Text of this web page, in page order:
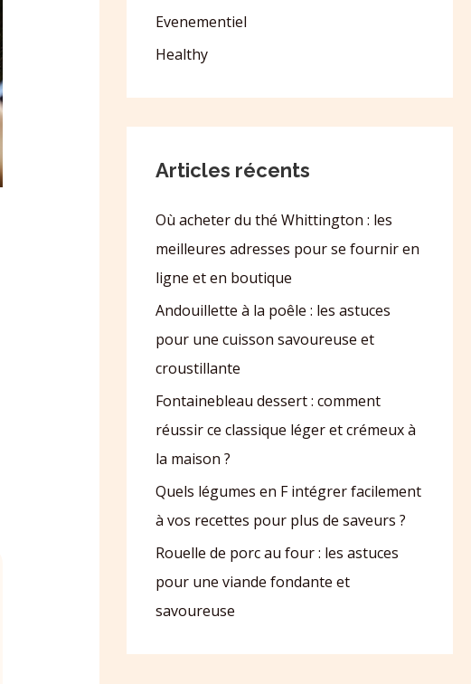
Evenementiel
Healthy
Articles récents
Où acheter du thé Whittington : les
meilleures adresses pour se fournir en
ligne et en boutique
Andouillette à la poêle : les astuces
pour une cuisson savoureuse et
croustillante
Fontainebleau dessert : comment
réussir ce classique léger et crémeux à
la maison ?
Quels légumes en F intégrer facilement
à vos recettes pour plus de saveurs ?
Rouelle de porc au four : les astuces
pour une viande fondante et
savoureuse